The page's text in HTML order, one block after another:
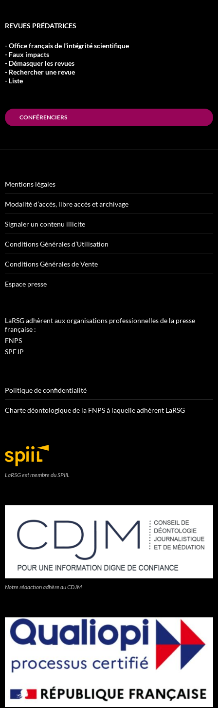
REVUES PRÉDATRICES
- Office français de l'intégrité scientifique
- Faux impacts
- Démasquer les revues
- Rechercher une revue
- Liste
CONFÉRENCIERS
Mentions légales
Modalité d’accès, libre accès et archivage
Signaler un contenu illicite
Conditions Générales d’Utilisation
Conditions Générales de Vente
Espace presse
LaRSG adhèrent aux organisations professionnelles de la presse
française :
FNPS
SPEJP
Politique de confidentialité
Charte déontologique de la FNPS à laquelle adhèrent LaRSG
LaRSG est membre du SPIIL
Notre rédaction adhère au CDJM